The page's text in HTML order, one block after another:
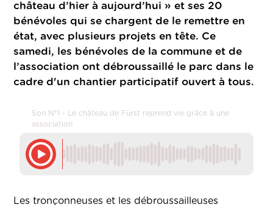
château d’hier à aujourd’hui » et ses 20
bénévoles qui se chargent de le remettre en
état, avec plusieurs projets en tête. Ce
samedi, les bénévoles de la commune et de
l’association ont débroussaillé le parc dans le
cadre d'un chantier participatif ouvert à tous.
Son N°1 - Le château de Fürst reprend vie grâce à une
association
Les tronçonneuses et les débroussailleuses